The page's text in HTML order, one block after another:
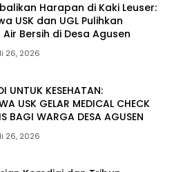
Harapan di Kaki Leuser:
USK dan UGL Pulihkan
Bersih di Desa Agusen
26, 2026
UNTUK KESEHATAN:
USK GELAR MEDICAL CHECK
26, 2026